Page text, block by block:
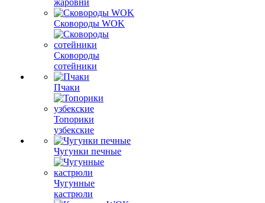
жаровни
Сковороды WOK
Сковороды
сотейники
Пчаки
Топорики
узбекские
Чугунки печные
Чугунные
кастрюли